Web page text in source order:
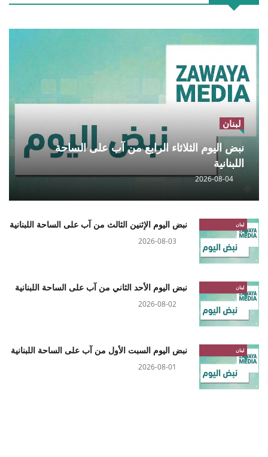
لبنان
نبض اليوم الثلاثاء الرابع من آب على الساحة
اللبنانية
2026-08-04
لبنان نبض اليوم الإثنين الثالث من آب على الساحة اللبنانية
2026-08-03
لبنان نبض اليوم الأحد الثاني من آب على الساحة اللبنانية
2026-08-02
لبنان نبض اليوم السبت الأول من آب على الساحة اللبنانية
2026-08-01